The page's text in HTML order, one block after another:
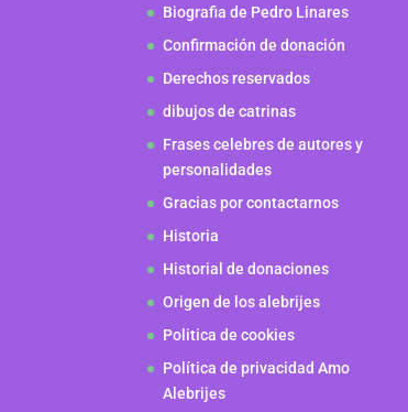
Biografia de Pedro Linares
Confirmación de donación
Derechos reservados
dibujos de catrinas
Frases celebres de autores y
personalidades
Gracias por contactarnos
Historia
Historial de donaciones
Origen de los alebrijes
Politica de cookies
Política de privacidad Amo
Alebrijes